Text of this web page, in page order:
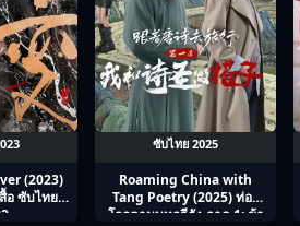
(2023)
อ ซับไทย
ซับไทย 2025
Roaming China with
Tang Poetry (2025) ท่อง
โลกตามบทกวีถัง ภาค 1: ข้า